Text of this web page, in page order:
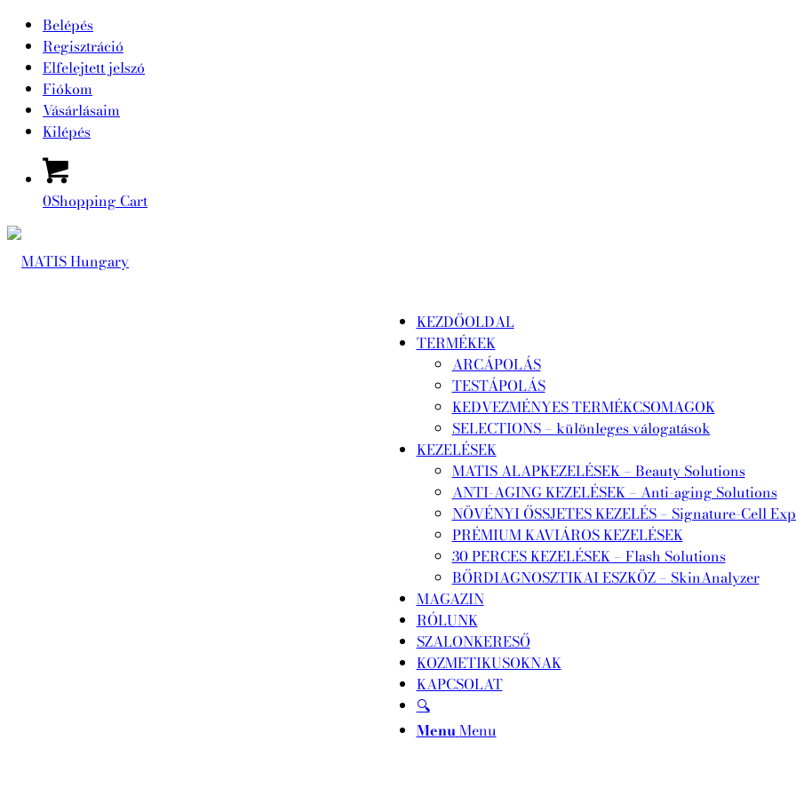
Belépés
Regisztráció
Elfelejtett jelszó
Fiókom
Vásárlásaim
Kilépés
0Shopping Cart
KEZDŐOLDAL
TERMÉKEK
ARCÁPOLÁS
TESTÁPOLÁS
KEDVEZMÉNYES TERMÉKCSOMAGOK
SELECTIONS – különleges válogatások
KEZELÉSEK
MATIS ALAPKEZELÉSEK – Beauty Solutions
ANTI-AGING KEZELÉSEK – Anti-aging Solutions
NÖVÉNYI ŐSSJETES KEZELÉS – Signature-Cell
PRÉMIUM KAVIÁROS KEZELÉSEK
30 PERCES KEZELÉSEK – Flash Solutions
BŐRDIAGNOSZTIKAI ESZKÖZ – SkinAnalyzer
MAGAZIN
RÓLUNK
SZALONKERESŐ
KOZMETIKUSOKNAK
KAPCSOLAT
🔍
MenuMenu